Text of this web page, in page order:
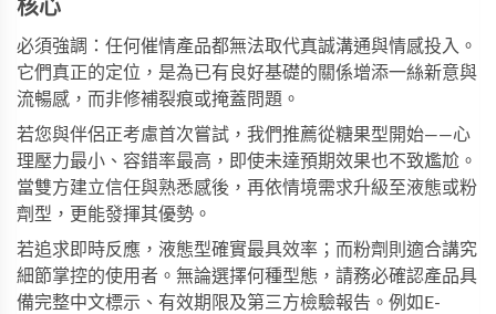
核心
必須強調：任何催情產品都無法取代真誠溝通與情感投入。
它們真正的定位，是為已有良好基礎的關係增添一絲新意與
流暢感，而非修補裂痕或掩蓋問題。
若您與伴侶正考慮首次嘗試，我們推薦從糖果型開始——心
理壓力最小、容錯率最高，即使未達預期效果也不致尷尬。
當雙方建立信任與熟悉感後，再依情境需求升級至液態或粉
劑型，更能發揮其優勢。
若追求即時反應，液態型確實最具效率；而粉劑則適合講究
細節掌控的使用者。無論選擇何種型態，請務必確認產品具
備完整中文標示、有效期限及第三方檢驗報告。例如 E-